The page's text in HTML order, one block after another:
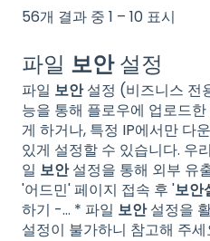
56개 결과 중 1 – 10 표시
파일 보안설정
파일 보안설정 (비즈니스 전
능을 통해 플로우에 업로드
게 하거나, 특정 IP에서만 다
있게 설정할 수 있습니다. 우
일 보안설정을 통해 외부 유
'어드민' 페이지 접속 후 '보안
하기 -… * 파일 보안설정을
설정이 불가하니 참고해 주세